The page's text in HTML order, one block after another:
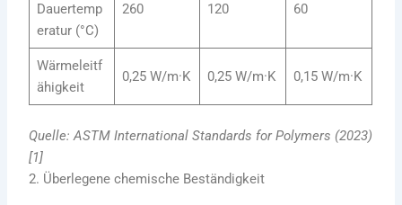
Dauertemp
eratur (°C)
260 120 60
Wärmeleitf
ähigkeit
0,25 W/m·K 0,25 W/m·K 0,15 W/m·K
Quelle: ASTM International Standards for Polymers (2023)
[1]
2. Überlegene chemische Beständigkeit